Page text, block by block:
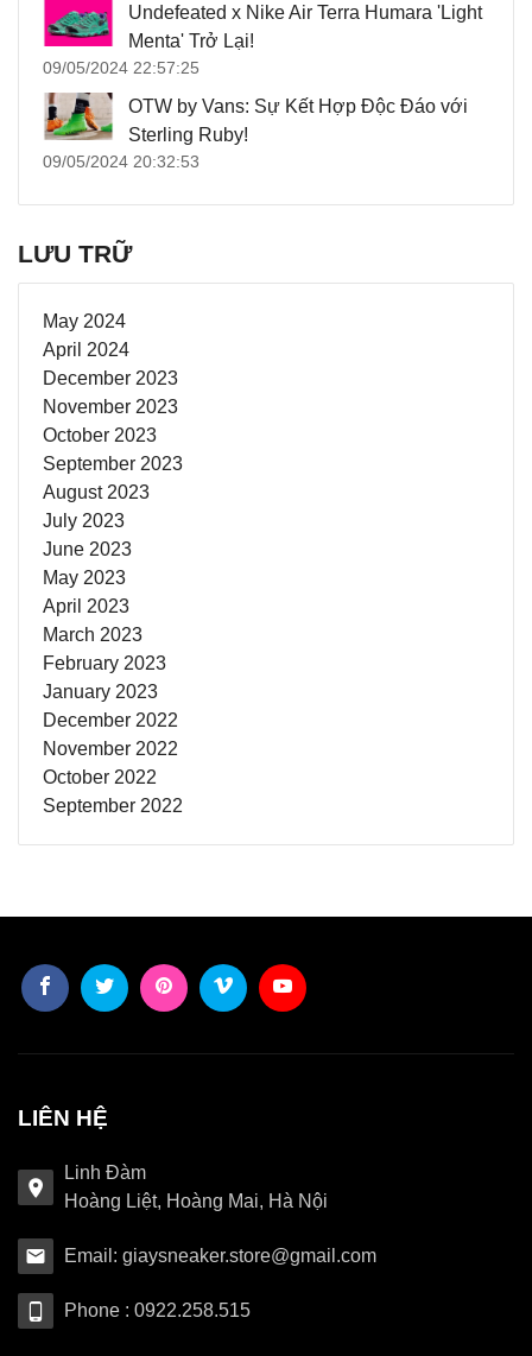
Undefeated x Nike Air Terra Humara 'Light
Menta' Trở Lại!
09/05/2024 22:57:25
OTW by Vans: Sự Kết Hợp Độc Đáo với
Sterling Ruby!
09/05/2024 20:32:53
LƯU TRỮ
May 2024
April 2024
December 2023
November 2023
October 2023
September 2023
August 2023
July 2023
June 2023
May 2023
April 2023
March 2023
February 2023
January 2023
December 2022
November 2022
October 2022
September 2022
LIÊN HỆ
Linh Đàm
Hoàng Liệt, Hoàng Mai, Hà Nội
Email: giaysneaker.store@gmail.com
Phone : 0922.258.515